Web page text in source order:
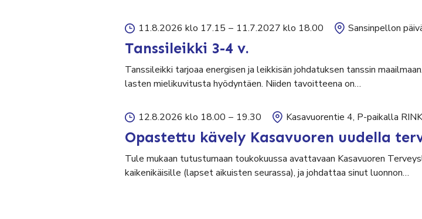
11.8.2026 klo 17.15 – 11.7.2027 klo 18.00 Sansinpellon
Tanssileikki 3-4 v.
Tanssileikki tarjoaa energisen ja leikkisän johdatuksen tanssin
lasten mielikuvitusta hyödyntäen. Niiden tavoitteena on…
12.8.2026 klo 18.00 – 19.30 Kasavuorentie 4, P-paikalla
Opastettu kävely Kasavuoren uudella
Tule mukaan tutustumaan toukokuussa avattavaan Kasavuoren
kaikenikäisille (lapset aikuisten seurassa), ja johdattaa sinut luonnon…